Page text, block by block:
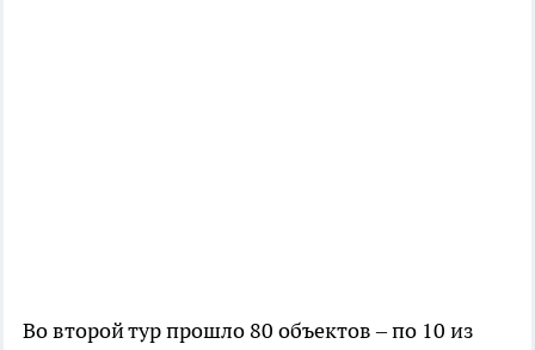
Во второй тур прошло 80 объектов – по 10 из